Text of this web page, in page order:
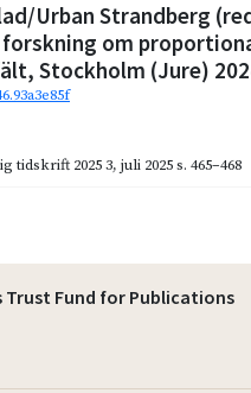
Urban Strandberg
om
Stockholm (Jure)
tidskrift 2025 3, juli 2025s. 465–468
Fund for Publications